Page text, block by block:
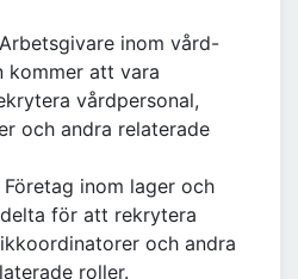
inom vård-
kommer att vara
vårdpersonal,
och andra relaterade
inom lager och
för att rekrytera
och andra
roller.